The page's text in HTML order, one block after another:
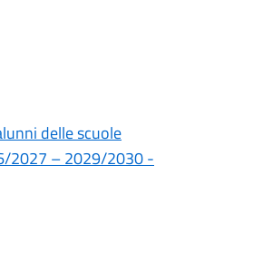
delle scuole
2027 – 2029/2030 -